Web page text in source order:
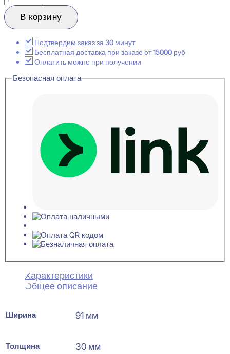
товара
Orac
Decor
Молдинг
декоративный
30x91x2000
В корзину
Подтвердим заказ за 30 минут
Бесплатная доставка при заказе от 15000 руб
Оплатить можно при получении
Безопасная оплата
Характеристики
Общее описание
Ширина 91 мм
Толщина 30 мм